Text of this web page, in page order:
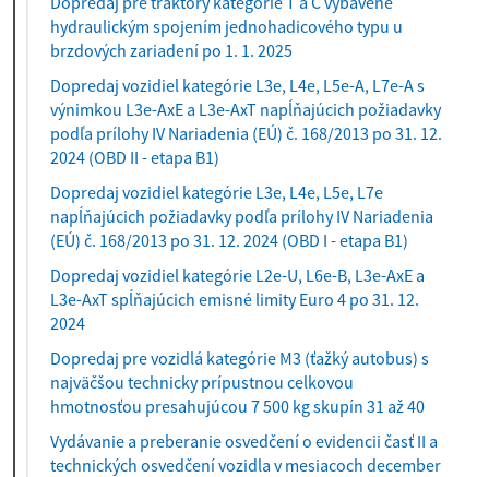
hydraulickým spojením jednohadicového typu u
brzdových zariadení po 1. 1. 2025
Dopredaj vozidiel kategórie L3e, L4e, L5e-A, L7e-A s
výnimkou L3e-AxE a L3e-AxT napĺňajúcich požiadavky
podľa prílohy IV Nariadenia (EÚ) č. 168/2013 po 31. 12.
2024 (OBD II - etapa B1)
Dopredaj vozidiel kategórie L3e, L4e, L5e, L7e
napĺňajúcich požiadavky podľa prílohy IV Nariadenia
(EÚ) č. 168/2013 po 31. 12. 2024 (OBD I - etapa B1)
Dopredaj vozidiel kategórie L2e-U, L6e-B, L3e-AxE a
L3e-AxT spĺňajúcich emisné limity Euro 4 po 31. 12.
2024
Dopredaj pre vozidlá kategórie M3 (ťažký autobus) s
najväčšou technicky prípustnou celkovou
hmotnosťou presahujúcou 7 500 kg skupín 31 až 40
Vydávanie a preberanie osvedčení o evidencii časť II a
technických osvedčení vozidla v mesiacoch december